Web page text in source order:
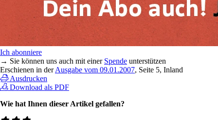
Ich abonniere
→ Sie können uns auch mit einer Spende unterstützen
Erschienen in derAusgabe vom 09.01.2007, Seite 5, Inland
Ausdrucken
Download als PDF
Wie hat Ihnen dieser Artikel gefallen?